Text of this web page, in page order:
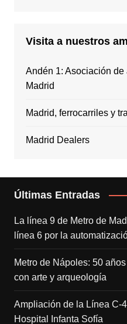
Visita a nuestros
Andén 1: Asociación
Madrid
Madrid, ferrocarriles y
Madrid Dealers
Últimas Entradas
La línea 9 de Metro de
línea 6 por la
Metro de Nápoles: 50
con arte y arqueología
Ampliación de la Línea C-
Hospital Infanta Sofía